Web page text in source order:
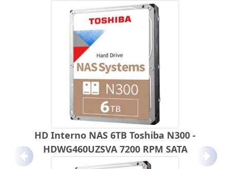
HD Interno NAS 6TB Toshiba N300 -
HDWG460UZSVA 7200 RPM SATA
Anterior